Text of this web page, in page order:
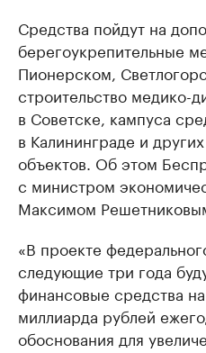
Средства пойдут на
берегоукрепительные
Пионерском,
строительство медико-
в Советске, кампуса
в Калининграде и
объектов. Об этом
с министром
Максимом
«В проекте
следующие три года
финансовые средства
миллиарда рублей
обоснования для